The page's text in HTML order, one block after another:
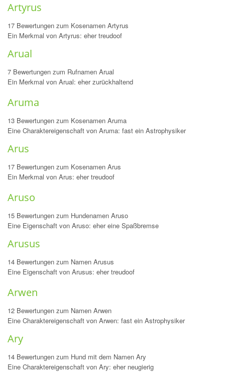
Artyrus
17 Bewertungen zum Kosenamen Artyrus
Ein Merkmal von Artyrus: eher treudoof
Arual
7 Bewertungen zum Rufnamen Arual
Ein Merkmal von Arual: eher zurückhaltend
Aruma
13 Bewertungen zum Kosenamen Aruma
Eine Charaktereigenschaft von Aruma: fast ein Astrophysiker
Arus
17 Bewertungen zum Kosenamen Arus
Ein Merkmal von Arus: eher treudoof
Aruso
15 Bewertungen zum Hundenamen Aruso
Eine Eigenschaft von Aruso: eher eine Spaßbremse
Arusus
14 Bewertungen zum Namen Arusus
Eine Eigenschaft von Arusus: eher treudoof
Arwen
12 Bewertungen zum Namen Arwen
Eine Charaktereigenschaft von Arwen: fast ein Astrophysiker
Ary
14 Bewertungen zum Hund mit dem Namen Ary
Eine Charaktereigenschaft von Ary: eher neugierig